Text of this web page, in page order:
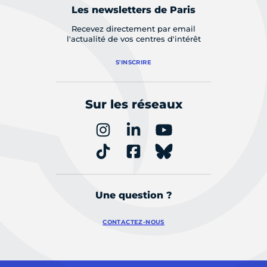
Les newsletters de Paris
Recevez directement par email
l'actualité de vos centres d'intérêt
S'INSCRIRE
Sur les réseaux
Une question ?
CONTACTEZ-NOUS